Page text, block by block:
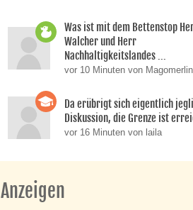
Was ist mit dem Bettenstop
Walcher und Herr
Nachhaltigkeitslandes ...
vor 10 Minuten von
Da erübrigt sich eigentlich
Diskussion, die Grenze ist
vor 16 Minuten von laila
Anzeigen